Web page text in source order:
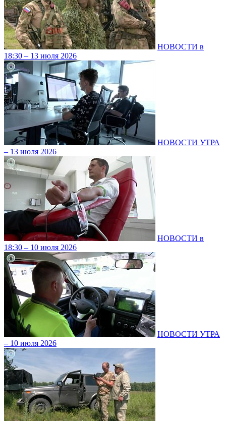
НОВОСТИ в
18:30 – 13 июля 2026
НОВОСТИ УТРА
– 13 июля 2026
НОВОСТИ в
18:30 – 10 июля 2026
НОВОСТИ УТРА
– 10 июля 2026